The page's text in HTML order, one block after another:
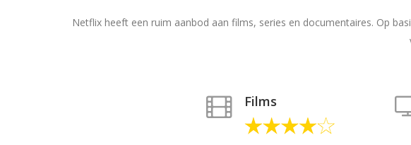
Netflix heeft een ruim aanbod aan films, series en documentaires. Op
Films